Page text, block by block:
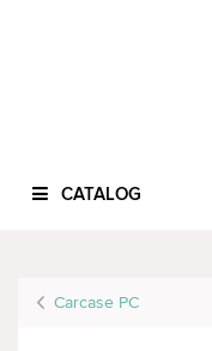
CATALOG
Carcase PC